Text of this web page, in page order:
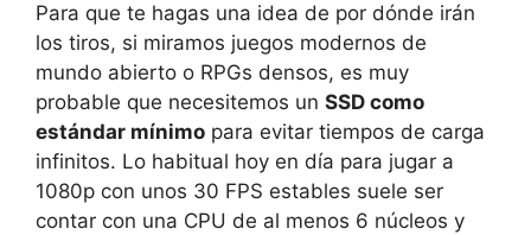
Para que te hagas una idea de por dónde irán
los tiros, si miramos juegos modernos de
mundo abierto o RPGs densos, es muy
probable que necesitemos un SSD como
estándar mínimo para evitar tiempos de carga
infinitos. Lo habitual hoy en día para jugar a
1080p con unos 30 FPS estables suele ser
contar con una CPU de al menos 6 núcleos y